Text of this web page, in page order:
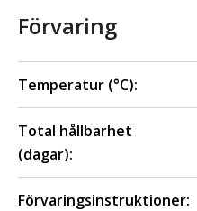
Förvaring
Temperatur (°C):
Total hållbarhet
(dagar):
Förvaringsinstruktioner: